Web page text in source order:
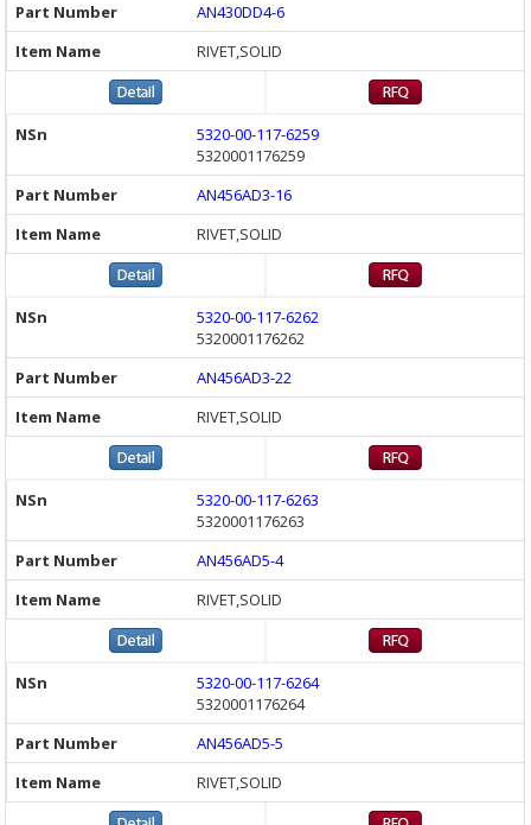
AN430DD4-6
RIVET,SOLID
5320-00-117-6259
5320001176259
AN456AD3-16
RIVET,SOLID
5320-00-117-6262
5320001176262
AN456AD3-22
RIVET,SOLID
5320-00-117-6263
5320001176263
AN456AD5-4
RIVET,SOLID
5320-00-117-6264
5320001176264
AN456AD5-5
RIVET,SOLID